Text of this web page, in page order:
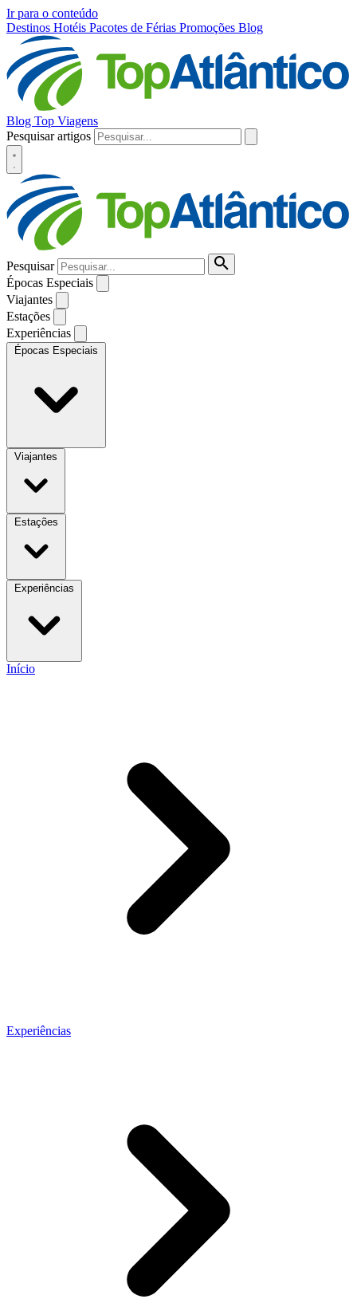
Ir para o conteúdo
Destinos Hotéis Pacotes de Férias Promoções Blog
Blog Top Viagens
Pesquisar artigos
Pesquisar
Épocas Especiais
Viajantes
Estações
Experiências
Épocas Especiais
Viajantes
Estações
Experiências
Início
Experiências